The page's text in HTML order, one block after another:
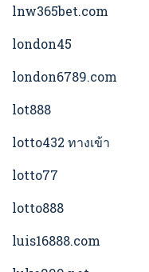
lnw365bet.com
london45
london6789.com
lot888
lotto432 ทางเข้า
lotto77
lotto888
luis16888.com